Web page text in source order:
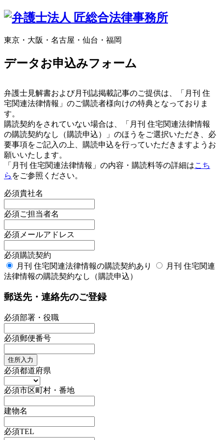
東京・大阪・名古屋・仙台・福岡
データお申込みフォーム
弁護士見解書および月刊誌掲載記事のご提供は、「月刊 住
宅関連法律情報」のご購読者様向けの特典となっておりま
す。
購読契約をされていない場合は、「月刊 住宅関連法律情報
の購読契約なし（購読申込）」のほうをご選択いただき、必
要事項をご記入の上、購読申込を行っていただきますようお
願いいたします。
「月刊 住宅関連法律情報」の内容・購読料等の詳細はこち
ら をご参照ください。
必須貴社名
必須ご担当者名
必須 メールアドレス
必須購読契約
月刊 住宅関連法律情報の購読契約あり
月刊 住宅関連
法律情報の購読契約なし（購読申込）
郵送先・連絡先のご登録
必須部署・役職
必須郵便番号
住所入力
必須都道府県
必須市区町村・番地
建物名
必須TEL